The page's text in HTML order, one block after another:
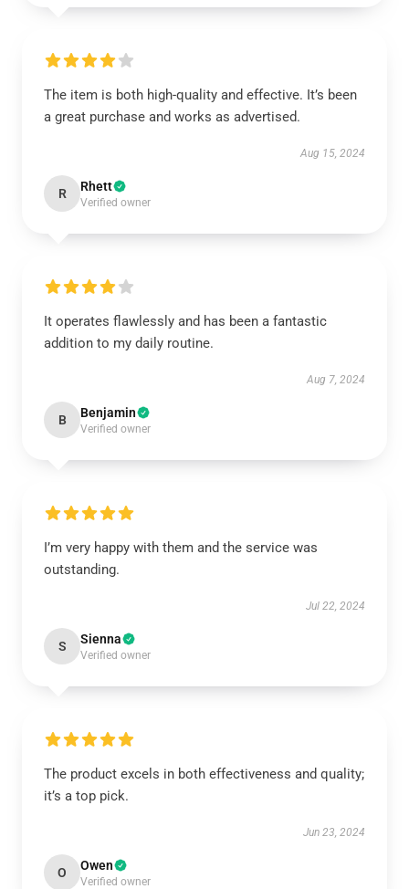
The item is both high-quality and effective. It’s been
a great purchase and works as advertised.
Aug 15, 2024
R Rhett
Verified owner
It operates flawlessly and has been a fantastic
addition to my daily routine.
Aug 7, 2024
B Benjamin
Verified owner
I’m very happy with them and the service was
outstanding.
Jul 22, 2024
S Sienna
Verified owner
The product excels in both effectiveness and quality;
it’s a top pick.
Jun 23, 2024
O Owen
Verified owner